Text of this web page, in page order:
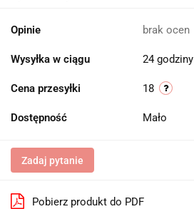
Opinie brak ocen
Wysyłka w ciągu 24 godziny
Cena przesyłki 18
Dostępność Mało
Zadaj pytanie
Pobierz produkt do PDF